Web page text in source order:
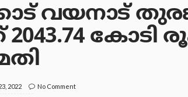
വയനാട്
കോടി
2022 No Comment